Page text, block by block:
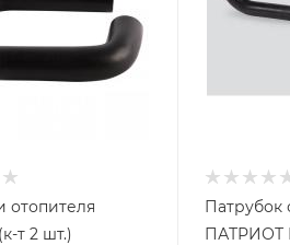
отопителя
т 2 шт.)
Патрубок
ПАТРИОТ